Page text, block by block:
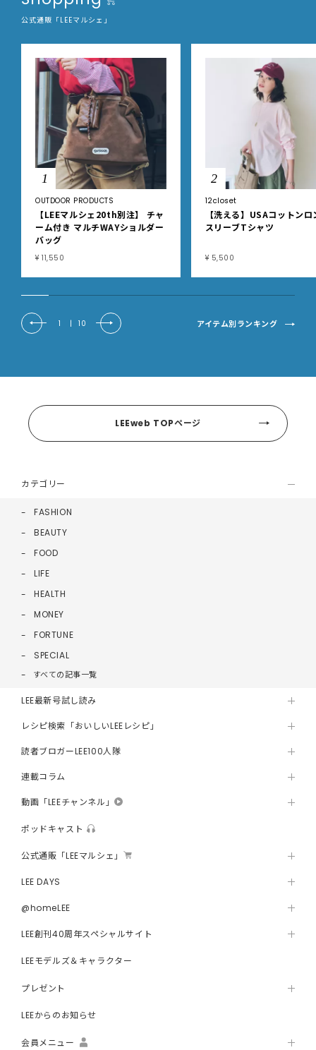
公式通販「LEEマルシェ」
1
OUTDOOR PRODUCTS
【LEEマルシェ20th別注】 チャ
ーム付き マルチWAYショルダー
バッグ
¥ 11,550
2
12closet
【洗える】USAコットンロ
スリーブTシャツ
¥ 5,500
1 | 10 アイテム別ランキング
LEEweb TOPページ
カテゴリー
FASHION
BEAUTY
FOOD
LIFE
HEALTH
MONEY
FORTUNE
SPECIAL
すべての記事一覧
LEE最新号試し読み
レシピ検索「おいしいLEEレシピ」
読者ブロガーLEE100人隊
連載コラム
動画「LEEチャンネル」
ポッドキャスト
公式通販「LEEマルシェ」
LEE DAYS
@homeLEE
LEE創刊40周年スペシャルサイト
LEEモデルズ＆キャラクター
プレゼント
LEEからのお知らせ
会員メニュー